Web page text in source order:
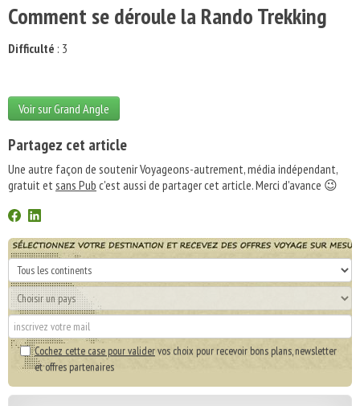
Comment se déroule la Rando Trekking
Difficulté : 3
Voir sur Grand Angle
Partagez cet article
Une autre façon de soutenir Voyageons-autrement, média indépendant,
gratuit etsans Pub c'est aussi de partager cet article. Merci d'avance 😉
Cochez cette case pour validervos choix pour recevoir bons plans, newsletter
et offres partenaires